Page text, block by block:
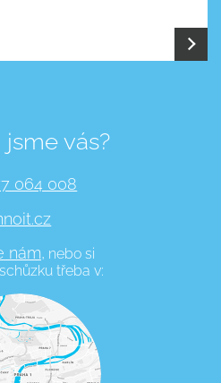
vás?
064 008
nám, nebo si
třeba v: